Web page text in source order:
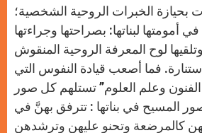
بحيازة الخبرات الروحية الشخصية؛
أمومتها لبناتها: بصراحتها وجراءتها
لوح المعرفة الروحية المنقوش
فما أصعب قيادة النفوس التي
الفنون وعلم العلوم” تستلهم كل صور
المسيح في بناتها : تترفق بهنَّ في
كالمرضعة وتحنو عليهن وترشدهن